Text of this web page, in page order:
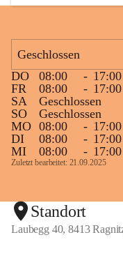
Geschlossen
DO
08:00 - 17:00
FR
08:00 - 17:00
SA
Geschlossen
SO
Geschlossen
MO 08:00 - 17:00
DI
08:00 - 17:00
MI
08:00 - 17:00
Zuletzt bearbeitet: 21.09.2025
Standort
Laubegg 40, 8413